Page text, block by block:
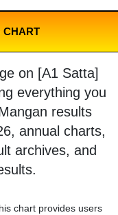
CHART
on [A1 Satta]
everything you
results
annual charts,
archives, and
chart provides users